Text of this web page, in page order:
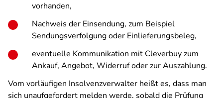
vorhanden,
Nachweis der Einsendung, zum Beispiel
Sendungsverfolgung oder Einlieferungsbeleg,
eventuelle Kommunikation mit Cleverbuy zum
Ankauf, Angebot, Widerruf oder zur Auszahlung.
Vom vorläufigen Insolvenzverwalter heißt es, dass man
sich unaufgefordert melden werde, sobald die Prüfung